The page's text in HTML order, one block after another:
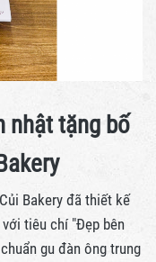
nhật tặng bố
Bakery đã thiết kế
tiêu chí "Đẹp bên
gu đàn ông trung